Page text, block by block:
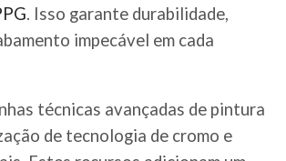
. Isso garante durabilidade,
impecável em cada
técnicas avançadas de pintura
de tecnologia de cromo e